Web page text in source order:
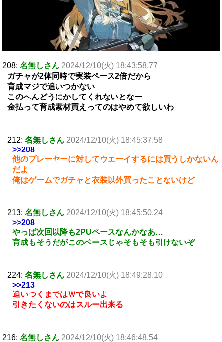
208: 名無しさん 2024/12/10(火) 18:43:58.77
ガチャが2体同時で実装ペース2倍だから
育成マジで追いつかない
このへんどうにかしてくれないとなー
金払って育成素材買えってのはやめて欲しいわ
212: 名無しさん 2024/12/10(火) 18:45:37.58
>>208
他のプレーヤーに対してウエーイするには買うしかないん
だよ
俺はゲームでガチャと衣装以外買ったことないけど
213: 名無しさん 2024/12/10(火) 18:45:50.24
>>208
やっぱ次回以降も2PUペースなんかなあ…
育成もそうだがこのペースじゃそもそも引けないぞ
224: 名無しさん 2024/12/10(火) 18:49:28.10
>>213
追いつくまではＷで良いよ
引きたくないのはスルー出来る
216: 名無しさん 2024/12/10(火) 18:46:48.54